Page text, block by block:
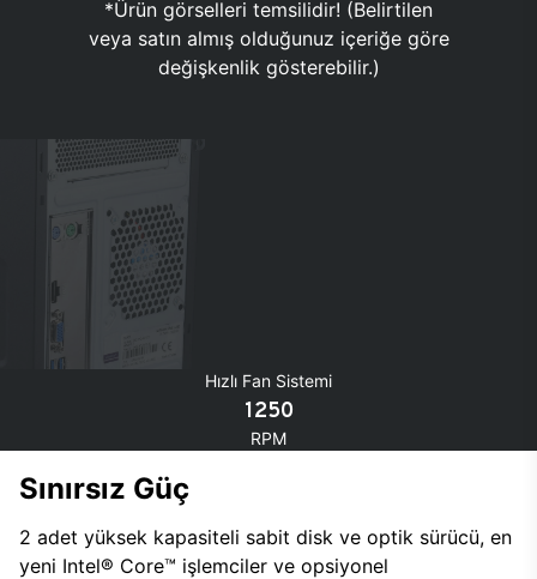
*Ürün görselleri temsilidir! (Belirtilen
veya satın almış olduğunuz içeriğe göre
değişkenlik gösterebilir.)
Hızlı Fan Sistemi
1250
RPM
Sınırsız Güç
2 adet yüksek kapasiteli sabit disk ve optik sürücü, en
yeni Intel® Core™ işlemciler ve opsiyonel